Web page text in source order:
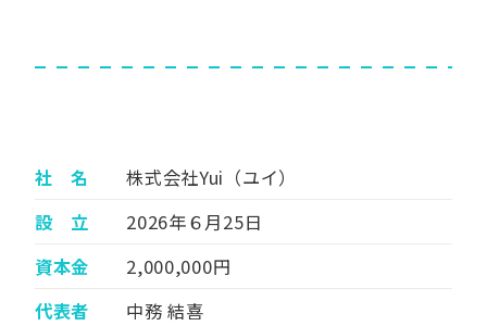
社 名
株式会社Yui（ユイ）
設 立
2026年６月25日
資本金
2,000,000円
代表者
中務 結喜